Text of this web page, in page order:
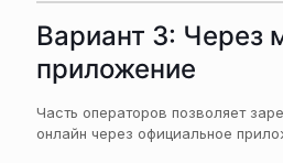
Вариант 3: Через
приложение
Часть операторов позволяет
онлайн через официальное